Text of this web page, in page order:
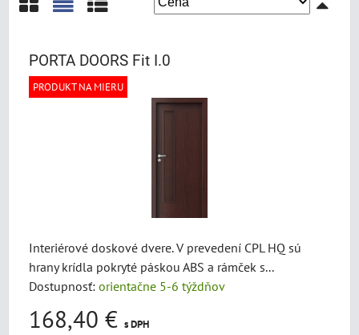
PORTA DOORS Fit I.0
PRODUKT NA MIERU
Interiérové doskové dvere. V prevedení CPL HQ sú
hrany krídla pokryté páskou ABS a rámček s...
Dostupnosť: orientačne 5-6 týždňov
168,40 € s DPH